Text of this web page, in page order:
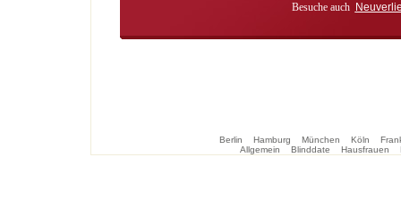
Besuche auch
Berlin Hamburg München Köln
Allgemein
Blinddate Hausfrauen